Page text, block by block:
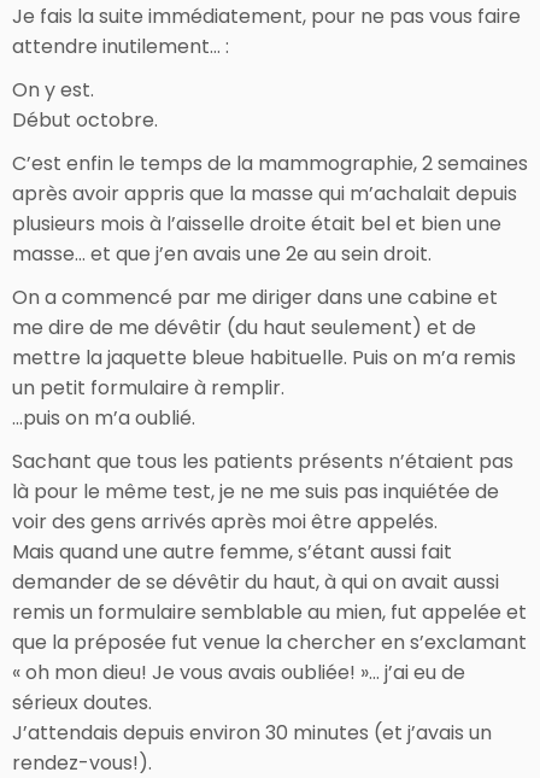
Je fais la suite immédiatement, pour ne pas vous faire
attendre inutilement… :
On y est.
Début octobre.
C’est enfin le temps de la mammographie, 2 semaines
après avoir appris que la masse qui m’achalait depuis
plusieurs mois à l’aisselle droite était bel et bien une
masse… et que j’en avais une 2e au sein droit.
On a commencé par me diriger dans une cabine et
me dire de me dévêtir (du haut seulement) et de
mettre la jaquette bleue habituelle. Puis on m’a remis
un petit formulaire à remplir.
…puis on m’a oublié.
Sachant que tous les patients présents n’étaient pas
là pour le même test, je ne me suis pas inquiétée de
voir des gens arrivés après moi être appelés.
Mais quand une autre femme, s’étant aussi fait
demander de se dévêtir du haut, à qui on avait aussi
remis un formulaire semblable au mien, fut appelée et
que la préposée fut venue la chercher en s’exclamant
« oh mon dieu! Je vous avais oubliée! »… j’ai eu de
sérieux doutes.
J’attendais depuis environ 30 minutes (et j’avais un
rendez-vous!).